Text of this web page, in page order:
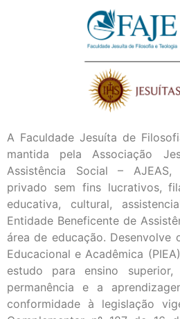
A Faculdade Jesuíta de
mantida pela Associação
Assistência Social –
privado sem fins lucrativos,
educativa, cultural,
Entidade Beneficente de
área de educação. Desenvolve
Educacional e Acadêmica
estudo para ensino
permanência e a
conformidade à legislação